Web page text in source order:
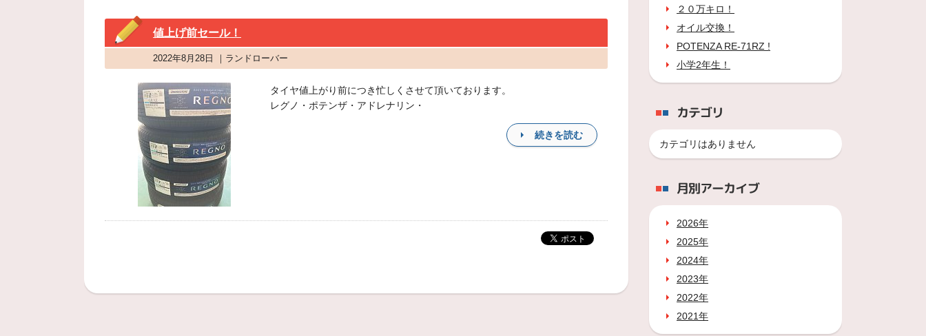
値上げ前セール！
2022年8月28日 ｜ランドローバー
タイヤ値上がり前につき忙しくさせて頂いております。
レグノ・ポテンザ・アドレナリン・
続きを読む
２０万キロ！
オイル交換！
POTENZA RE-71RZ !
小学2年生！
カテゴリ
カテゴリはありません
月別アーカイブ
2026年
2025年
2024年
2023年
2022年
2021年